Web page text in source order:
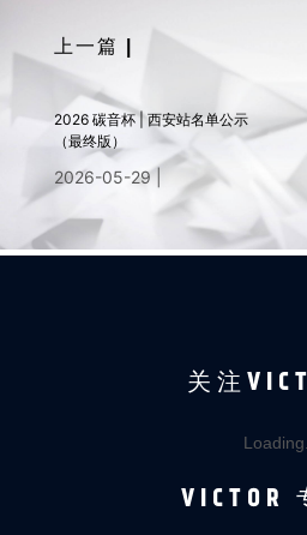
上一篇
2026 碳音杯 | 西安站名单公示
（最终版）
2026-05-29 |
关注
VICTOR